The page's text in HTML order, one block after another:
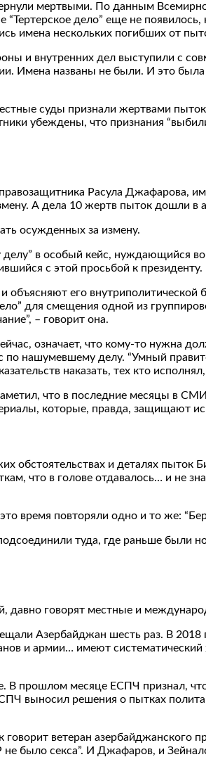
мертвыми. По данным
дело” еще не
имена нескольких погибших от
и внутренних дел выступили с
Имена названы не были. И это была
суды признали жертвами
убеждены, что признания
Расула Джафарова,
А дела 10 жертв пыток дошли в
осужденных за измену.
в особый кейс, нуждающийся
с этой просьбой к президенту.
и объясняют его
для смещения одной из
– говорит она.
означает, что кому-то нужна
нашумевшему делу. “Умный
наказать, тех кто
что в последние месяцы в
которые, правда, защищают
обстоятельствах и деталях пыток
что в голове отдавалось… и не
время повторяли одно и то же:
туда, где раньше были
говорят местные и
Азербайджан шесть раз. В 2018
и армии… имеют систематический
прошлом месяце ЕСПЧ признал,
выносил решения о пытках
ветеран азербайджанского
было секса”. И Джафаров, и